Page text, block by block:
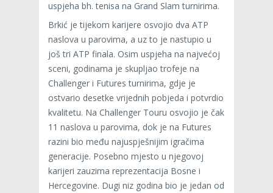
uspjeha bh. tenisa na Grand Slam turnirima.
Brkić je tijekom karijere osvojio dva ATP
naslova u parovima, a uz to je nastupio u
još tri ATP finala. Osim uspjeha na najvećoj
sceni, godinama je skupljao trofeje na
Challenger i Futures turnirima, gdje je
ostvario desetke vrijednih pobjeda i potvrdio
kvalitetu. Na Challenger Touru osvojio je čak
11 naslova u parovima, dok je na Futures
razini bio među najuspješnijim igračima
generacije. Posebno mjesto u njegovoj
karijeri zauzima reprezentacija Bosne i
Hercegovine. Dugi niz godina bio je jedan od